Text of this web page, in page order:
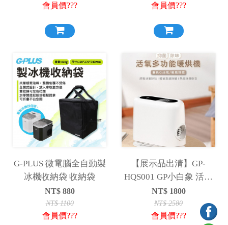
會員價??? 會員價???
G-PLUS 微電腦全自動製
冰機收納袋 收納袋
NT$ 880
NT$1100
會員價???
【展示品出清】GP-
HQS001 GP小白象 活氧
多功能 抑菌 除味 暖烘機
烘鞋 烘被 烘衣 活氧機
除臭 除螨
NT$ 1800
NT$2580
會員價???